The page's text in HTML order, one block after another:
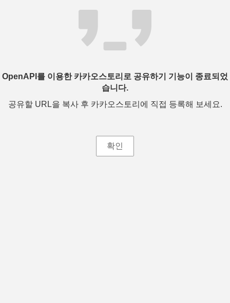
OpenAPI를 이용한 카카오스토리로 공유하기 기능이 종료되었
습니다.
공유할 URL을 복사 후 카카오스토리에 직접 등록해 보세요.
확인